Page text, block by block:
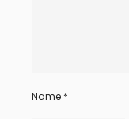
Name *